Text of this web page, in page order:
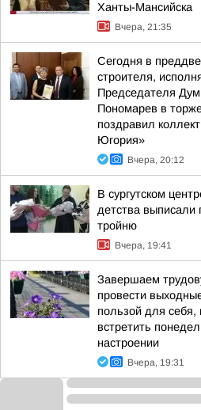
Ханты-Мансийска
Вчера, 21:35
Сегодня в
строителя,
Председателя
Пономарев в
поздравил
Югория»
Вчера, 20:12
В сургутском
детства выписали
тройню
Вчера, 19:41
Завершаем
провести
пользой для себя,
встретить
настроении
Вчера, 19:31